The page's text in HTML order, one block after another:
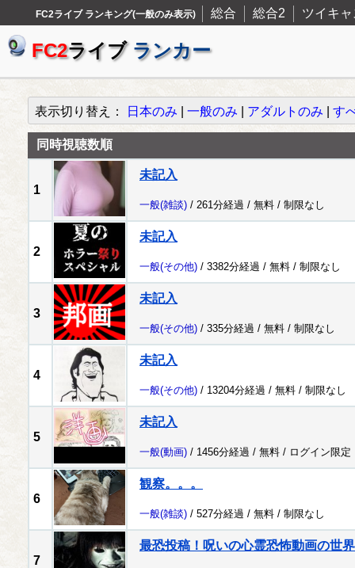
FC2ライブ ランキング(一般のみ表示) 総合 総合2 ツイキャ
FC2ライブ ランカー
表示切り替え： 日本のみ 一般のみ アダルトのみ す
同時視聴数順
1
未記入
一般(雑談) / 261分経過 / 無料 / 制限なし
2
未記入
一般(その他) / 3382分経過 / 無料 / 制限なし
3
未記入
一般(その他) / 335分経過 / 無料 / 制限なし
4
未記入
一般(その他) / 13204分経過 / 無料 / 制限なし
5
未記入
一般(動画) / 1456分経過 / 無料 / ログイン限定
6
観察。。。
一般(雑談) / 527分経過 / 無料 / 制限なし
7
最恐投稿！呪いの心霊恐怖動画の世界